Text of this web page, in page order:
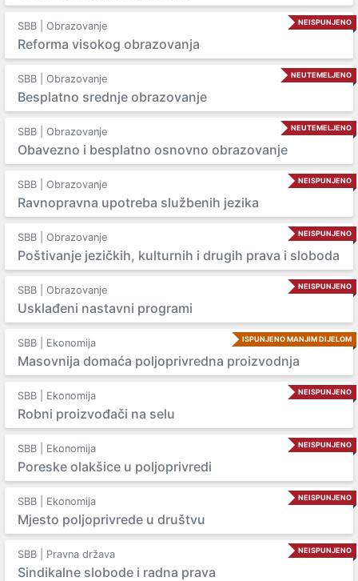
NEISPUNJENO
SBB | Obrazovanje
Reforma visokog obrazovanja
NEUTEMELJENO
SBB | Obrazovanje
Besplatno srednje obrazovanje
NEUTEMELJENO
SBB | Obrazovanje
Obavezno i besplatno osnovno obrazovanje
NEISPUNJENO
SBB | Obrazovanje
Ravnopravna upotreba službenih jezika
NEISPUNJENO
SBB | Obrazovanje
Poštivanje jezičkih, kulturnih i drugih prava i sloboda
NEISPUNJENO
SBB | Obrazovanje
Usklađeni nastavni programi
ISPUNJENO MANJIM DIJELOM
SBB | Ekonomija
Masovnija domaća poljoprivredna proizvodnja
NEISPUNJENO
SBB | Ekonomija
Robni proizvođači na selu
NEISPUNJENO
SBB | Ekonomija
Poreske olakšice u poljoprivredi
NEISPUNJENO
SBB | Ekonomija
Mjesto poljoprivrede u društvu
NEISPUNJENO
SBB | Pravna država
Sindikalne slobode i radna prava